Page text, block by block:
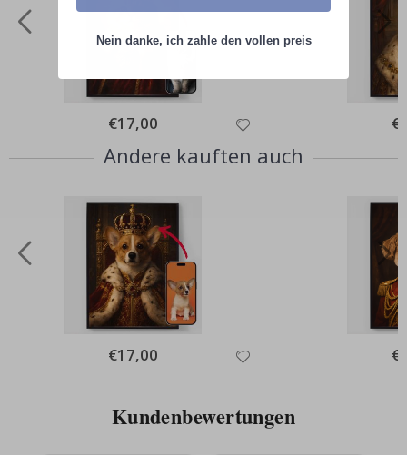
Special
Price
€17,00
Andere kauften auch
Special
Price
€17,00
Kundenbewertungen
Nein danke, ich zahle den vollen preis